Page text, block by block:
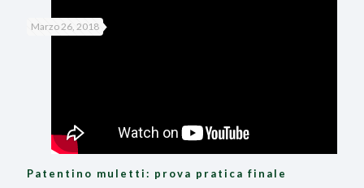
Marzo 26, 2018
Patentino muletti: prova pratica finale